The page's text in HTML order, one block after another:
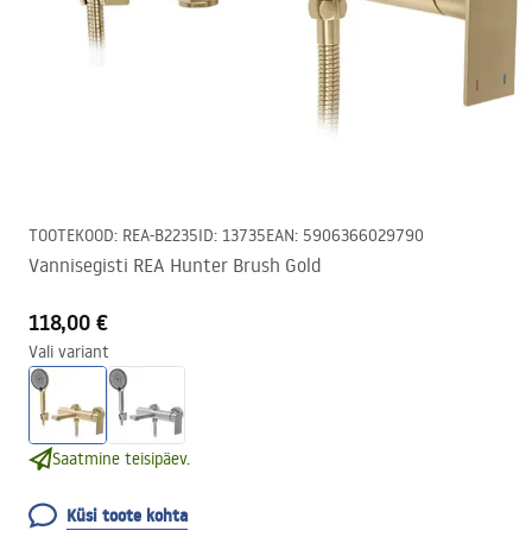
TOOTEKOOD: REA-B2235ID: 13735EAN: 5906366029790
Vannisegisti REA Hunter Brush Gold
118,00 €
Vali variant
Saatmine teisipäev.
Küsi toote kohta